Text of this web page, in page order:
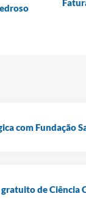
com Fundação
de Ciência